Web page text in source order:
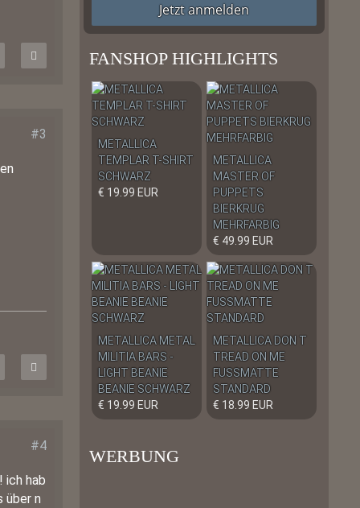
#3
#4
ich hab
über n
Jetzt anmelden
FANSHOP HIGHLIGHTS
METALLICA
TEMPLAR T-SHIRT
SCHWARZ
€ 19.99 EUR
METALLICA
MASTER OF
PUPPETS
BIERKRUG
MEHRFARBIG
€ 49.99 EUR
METALLICA METAL
MILITIA BARS -
LIGHT BEANIE
BEANIE SCHWARZ
€ 19.99 EUR
METALLICA DON T
TREAD ON ME
FUSSMATTE
STANDARD
€ 18.99 EUR
WERBUNG